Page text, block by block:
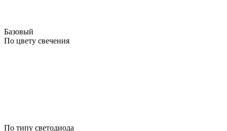
Базовый
По цвету свечения
По типу светодиода